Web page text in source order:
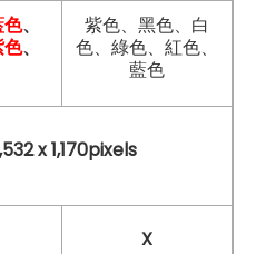
、
、
紫色、黑色、白
色、綠色、紅色、
藍色
x 1,170pixels
X